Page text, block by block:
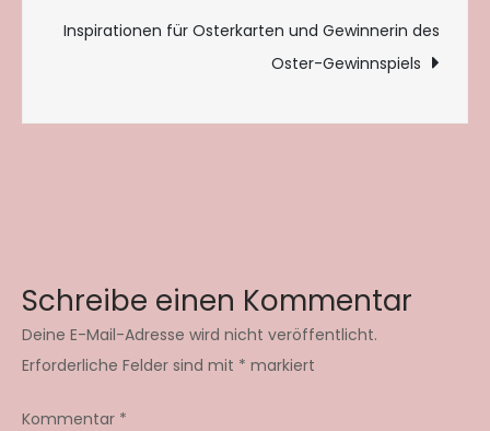
Inspirationen für Osterkarten und Gewinnerin des
Oster-Gewinnspiels
Schreibe einen Kommentar
Deine E-Mail-Adresse wird nicht veröffentlicht.
Erforderliche Felder sind mit * markiert
Kommentar *